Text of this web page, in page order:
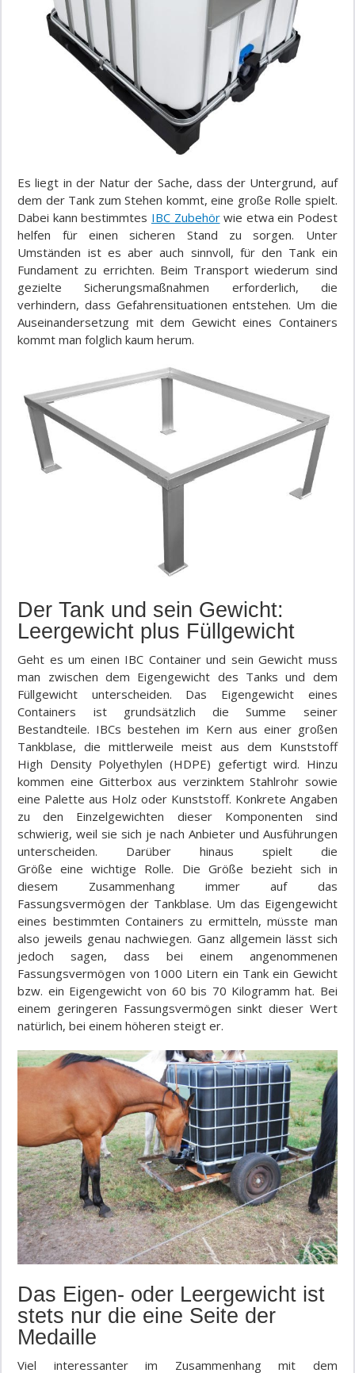
Es liegt in der Natur der Sache, dass der Untergrund, auf
dem der Tank zum Stehen kommt, eine große Rolle spielt.
Dabei kann bestimmtes IBC Zubehörwie etwa ein Podest
helfen für einen sicheren Stand zu sorgen. Unter
Umständen ist es aber auch sinnvoll, für den Tank ein
Fundament zu errichten. Beim Transport wiederum sind
gezielte Sicherungsmaßnahmen erforderlich, die
verhindern, dass Gefahrensituationen entstehen. Um die
Auseinandersetzung mit dem Gewicht eines Containers
kommt man folglich kaum herum.
Der Tank und sein Gewicht:
Leergewicht plus Füllgewicht
Geht es um einen IBC Container und sein Gewicht muss
man zwischen dem Eigengewicht des Tanks und dem
Füllgewicht unterscheiden. Das Eigengewicht eines
Containers ist grundsätzlich die Summe seiner
Bestandteile. IBCs bestehen im Kern aus einer großen
Tankblase, die mittlerweile meist aus dem Kunststoff
High Density Polyethylen (HDPE) gefertigt wird. Hinzu
kommen eine Gitterbox aus verzinktem Stahlrohr sowie
eine Palette aus Holz oder Kunststoff. Konkrete Angaben
zu den Einzelgewichten dieser Komponenten sind
schwierig, weil sie sich je nach Anbieter und Ausführungen
unterscheiden. Darüber hinaus spielt die
Größeeine wichtige Rolle. Die Größe bezieht sich in
diesem Zusammenhang immer auf das
Fassungsvermögen der Tankblase. Um das Eigengewicht
eines bestimmten Containers zu ermitteln, müsste man
also jeweils genau nachwiegen. Ganz allgemein lässt sich
jedoch sagen, dass bei einem angenommenen
Fassungsvermögen von 1000 Litern ein Tank ein Gewicht
bzw. ein Eigengewicht von 60 bis 70 Kilogramm hat. Bei
einem geringeren Fassungsvermögen sinkt dieser Wert
natürlich, bei einem höheren steigt er.
Das Eigen- oder Leergewicht ist
stets nur die eine Seite der
Medaille
Viel interessanter im Zusammenhang mit dem